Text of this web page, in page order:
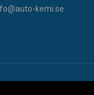
kemi.se